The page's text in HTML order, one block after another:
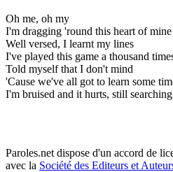
Oh me, oh my
I'm dragging 'round this heart of mine
Well versed, I learnt my lines
I've played this game a thousand
Told myself that I don't mind
'Cause we've all got to learn some
I'm bruised and it hurts, still
Paroles.net dispose d'un accord de
avec la Société des Editeurs et